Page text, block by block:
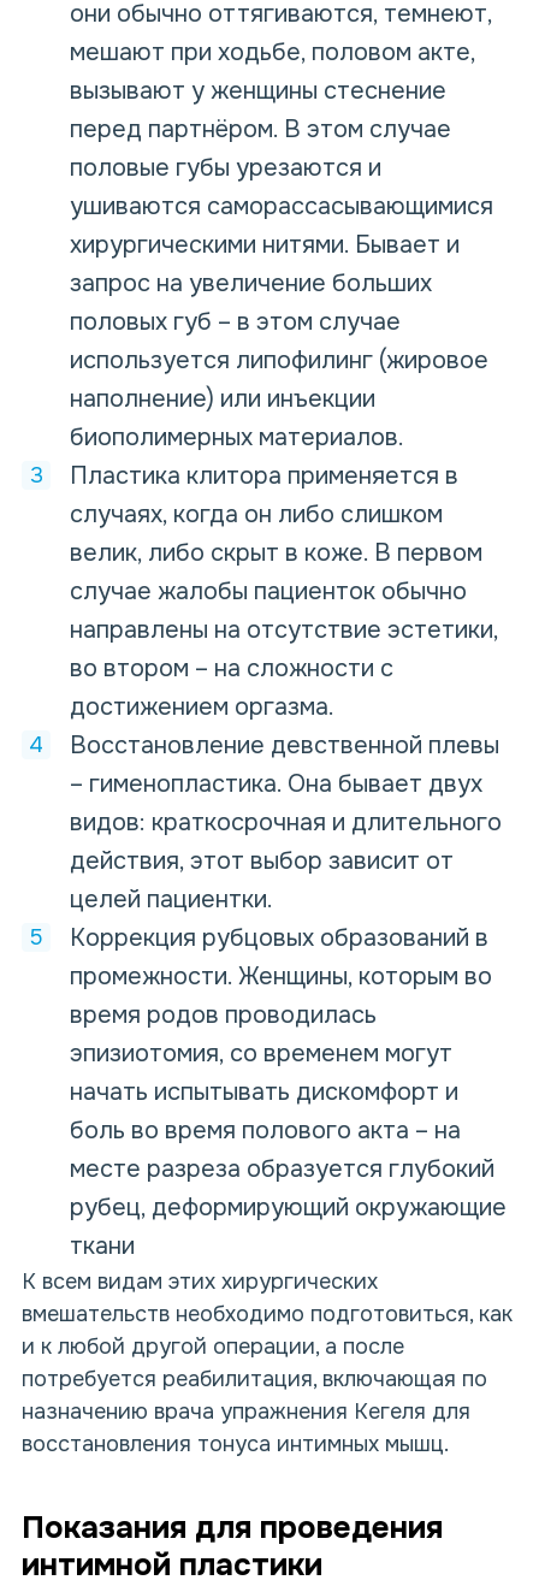
они обычно оттягиваются, темнеют,
мешают при ходьбе, половом акте,
вызывают у женщины стеснение
перед партнёром. В этом случае
половые губы урезаются и
ушиваются саморассасывающимися
хирургическими нитями. Бывает и
запрос на увеличение больших
половых губ – в этом случае
используется липофилинг (жировое
наполнение) или инъекции
биополимерных материалов.
Пластика клитора применяется в
случаях, когда он либо слишком
велик, либо скрыт в коже. В первом
случае жалобы пациенток обычно
направлены на отсутствие эстетики,
во втором – на сложности с
достижением оргазма.
Восстановление девственной плевы
– гименопластика. Она бывает двух
видов: краткосрочная и длительного
действия, этот выбор зависит от
целей пациентки.
Коррекция рубцовых образований в
промежности. Женщины, которым во
время родов проводилась
эпизиотомия, со временем могут
начать испытывать дискомфорт и
боль во время полового акта – на
месте разреза образуется глубокий
рубец, деформирующий окружающие
ткани
К всем видам этих хирургических
вмешательств необходимо подготовиться, как
и к любой другой операции, а после
потребуется реабилитация, включающая по
назначению врача упражнения Кегеля для
восстановления тонуса интимных мышц.
Показания для проведения
интимной пластики